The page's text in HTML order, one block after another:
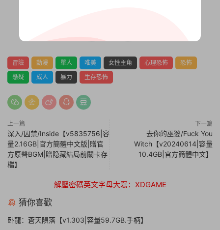
冒險 動漫 單人 唯美 女性主角 心理恐怖
恐怖
懸疑
成人 暴力 生存恐怖
上一篇
深入/囚禁/Inside【v5835756|容
量2.16GB|官方簡體中文版|贈官
方原聲BGM|贈隐藏結局前關卡存
檔】
下一篇
去你的巫婆/Fuck You
Witch【v20240614|容量
10.4GB|官方簡體中文】
解壓密碼英文字母大寫：XDGAME
猜你喜歡
卧龍：蒼天隕落【v1.303|容量59.7GB.手柄】